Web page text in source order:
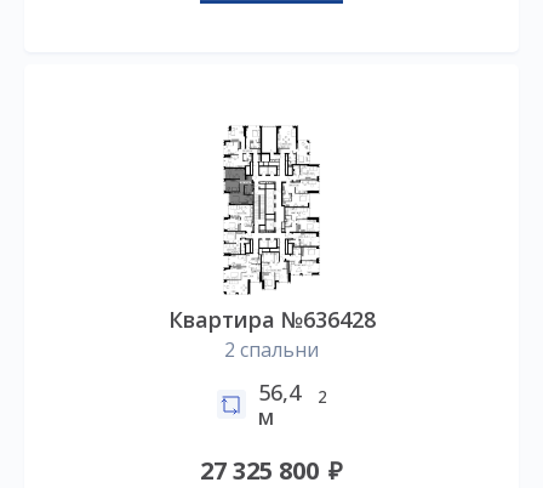
Квартира №636428
2 спальни
56,4
м
2
27 325 800